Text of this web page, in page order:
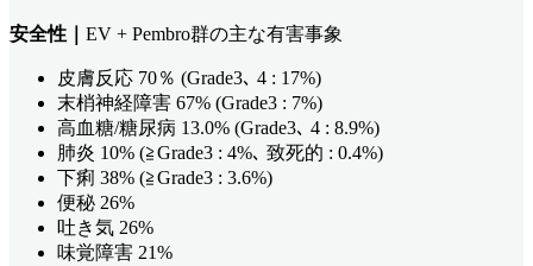
安全性｜ EV + Pembro群の主な有害事象
皮膚反応 70％ (Grade3､ 4 : 17%)
末梢神経障害 67% (Grade3 : 7%)
高血糖/糖尿病 13.0% (Grade3､ 4 : 8.9%)
肺炎 10% (≧Grade3 : 4%､ 致死的 : 0.4%)
下痢 38% (≧Grade3 : 3.6%)
便秘 26%
吐き気 26%
味覚障害 21%